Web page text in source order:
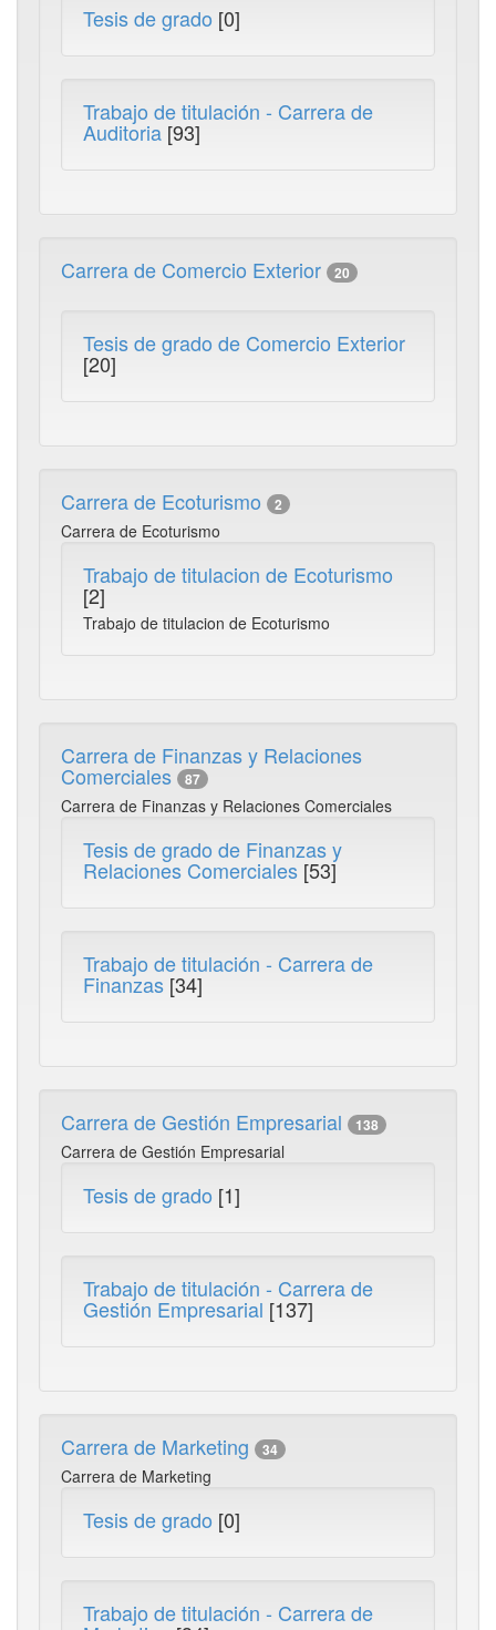
Tesis de grado [0]
Trabajo de titulación - Carrera de
Auditoria [93]
Carrera de Comercio Exterior 20
Tesis de grado de Comercio Exterior
[20]
Carrera de Ecoturismo 2
Carrera de Ecoturismo
Trabajo de titulacion de Ecoturismo
[2]
Trabajo de titulacion de Ecoturismo
Carrera de Finanzas y Relaciones
Comerciales 87
Carrera de Finanzas y Relaciones Comerciales
Tesis de grado de Finanzas y
Relaciones Comerciales [53]
Trabajo de titulación - Carrera de
Finanzas [34]
Carrera de Gestión Empresarial 138
Carrera de Gestión Empresarial
Tesis de grado [1]
Trabajo de titulación - Carrera de
Gestión Empresarial [137]
Carrera de Marketing 34
Carrera de Marketing
Tesis de grado [0]
Trabajo de titulación - Carrera de